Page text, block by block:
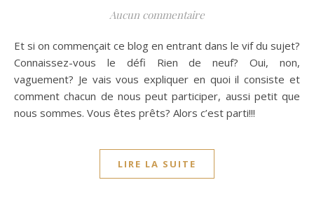
Aucun commentaire
Et si on commençait ce blog en entrant dans le vif du sujet?
Connaissez-vous le défi Rien de neuf? Oui, non,
vaguement? Je vais vous expliquer en quoi il consiste et
comment chacun de nous peut participer, aussi petit que
nous sommes. Vous êtes prêts? Alors c’est parti!!!
LIRE LA SUITE